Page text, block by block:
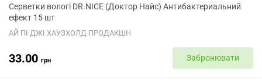
Серветки вологі DR.NICE (Доктор Найс) Антибактериальний
ефект 15 шт
АЙ ПІ ДЖІ ХАУЗХОЛД ПРОДАКШН
33.00 грн Забронювати